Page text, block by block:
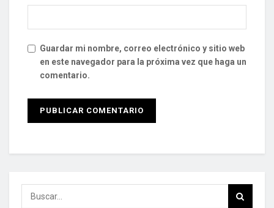
Guardar mi nombre, correo electrónico y sitio web
en este navegador para la próxima vez que haga un
comentario.